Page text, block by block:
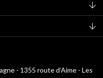
werden
- 1355 route d’Aime - Les